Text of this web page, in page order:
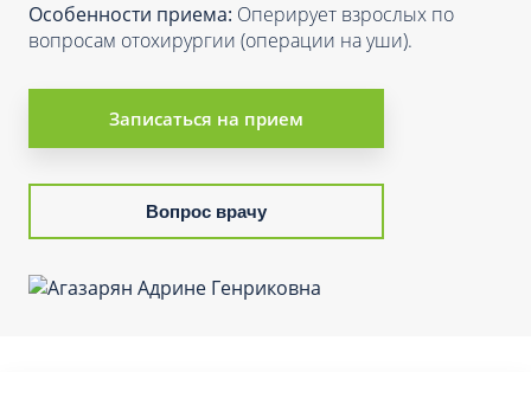
Особенности приема: Оперирует взрослых по
вопросам отохирургии (операции на уши).
Записаться на прием
Вопрос врачу